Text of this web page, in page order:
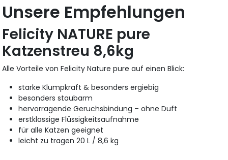
Unsere Empfehlungen
Felicity NATURE pure
Katzenstreu 8,6kg
Alle Vorteile von Felicity Nature pure auf einen Blick:
starke Klumpkraft & besonders ergiebig
besonders staubarm
hervorragende Geruchsbindung – ohne Duft
erstklassige Flüssigkeitsaufnahme
für alle Katzen geeignet
leicht zu tragen 20 L / 8,6 kg